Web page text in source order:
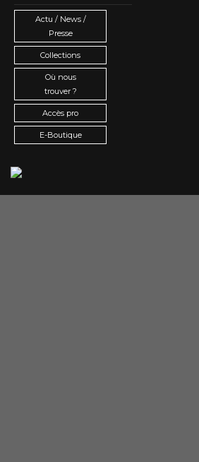
Actu / News /
Presse
Collections
Où nous
trouver ?
Accès pro
E-Boutique